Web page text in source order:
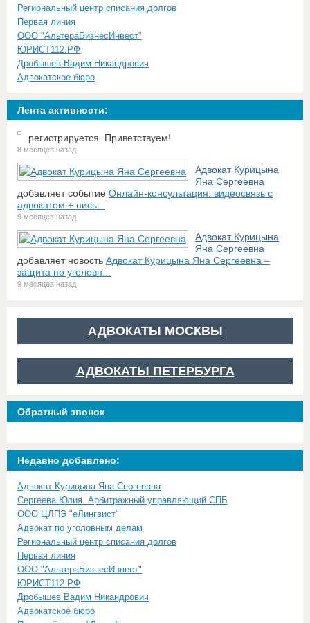
Региональный центр списания долгов
Первая линия
ООО "АльтераБизнесИнвест"
ЮРИСТ112.РФ
Дробышев Вадим Никандрович
Адвокатское бюро
Лента активности:
регистрируется. Приветствуем!
8 месяцев назад
Адвокат Курицына
Яна Сергеевна
добавляет событие Онлайн-консультация: видеосвязь с
адвокатом + пись...
9 месяцев назад
Адвокат Курицына
Яна Сергеевна
добавляет новость Адвокат Курицына Яна Сергеевна –
защита по уголовн...
9 месяцев назад
АДВОКАТЫ МОСКВЫ
АДВОКАТЫ ПЕТЕРБУРГА
Обратный звонок
Недавно добавлено:
Адвокат Курицына Яна Сергеевна
Сергеева Юлия. Арбитражный управляющий СПБ
ООО ЦЛПЭ "еЛингвист"
Адвокат по уголовным делам
Региональный центр списания долгов
Первая линия
ООО "АльтераБизнесИнвест"
ЮРИСТ112.РФ
Дробышев Вадим Никандрович
Адвокатское бюро